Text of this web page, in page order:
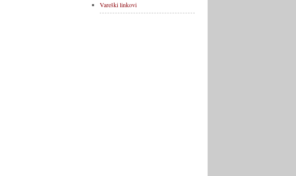
Vareški linkovi